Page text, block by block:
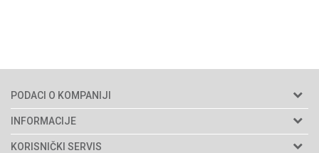
PODACI O KOMPANIJI
Agromarket d.o.o.
Matični broj: 11003826
INFORMACIJE
O nama
KORISNIČKI SERVIS